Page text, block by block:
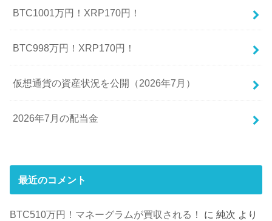
BTC1001万円！XRP170円！
BTC998万円！XRP170円！
仮想通貨の資産状況を公開（2026年7月）
2026年7月の配当金
最近のコメント
BTC510万円！マネーグラムが買収される！ に純次 より